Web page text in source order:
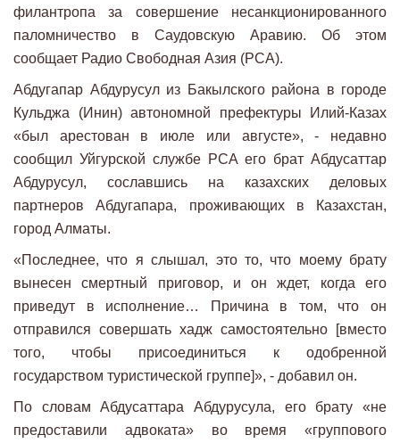
филантропа за совершение несанкционированного
паломничество в Саудовскую Аравию. Об этом
сообщает Радио Свободная Азия (РСА).
Абдугапар Абдурусул из Бакылского района в городе
Кульджа (Инин) автономной префектуры Илий-Казах
«был арестован в июле или августе», - недавно
сообщил Уйгурской службе РСА его брат Абдусаттар
Абдурусул, сославшись на казахских деловых
партнеров Абдугапара, проживающих в Казахстан,
город Алматы.
«Последнее, что я слышал, это то, что моему брату
вынесен смертный приговор, и он ждет, когда его
приведут в исполнение… Причина в том, что он
отправился совершать хадж самостоятельно [вместо
того, чтобы присоединиться к одобренной
государством туристической группе]», - добавил он.
По словам Абдусаттара Абдурусула, его брату «не
предоставили адвоката» во время «группового